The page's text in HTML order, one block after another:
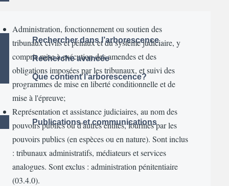
Rechercher dans l’arborescence
Recherche avancée
Que contient l’arborescence?
Publications et communications
Administration, fonctionnement ou soutien des
tribunaux civils et pénaux et du système judiciaire, y
compris mise à exécution des amendes et des
obligations imposées par les tribunaux, et suivi des
programmes de mise en liberté conditionnelle et de
mise à l'épreuve;
Représentation et assistance judiciaires, au nom des
pouvoirs publics ou d'autres entités, fournies par les
pouvoirs publics (en espèces ou en nature). Sont inclus
: tribunaux administratifs, médiateurs et services
analogues. Sont exclus : administration pénitentiaire
(03.4.0).